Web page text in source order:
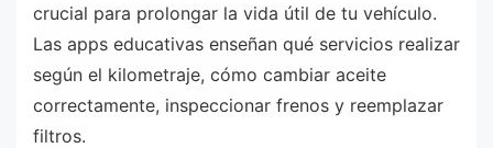
crucial para prolongar la vida útil de tu vehículo.
Las apps educativas enseñan qué servicios realizar
según el kilometraje, cómo cambiar aceite
correctamente, inspeccionar frenos y reemplazar
filtros.